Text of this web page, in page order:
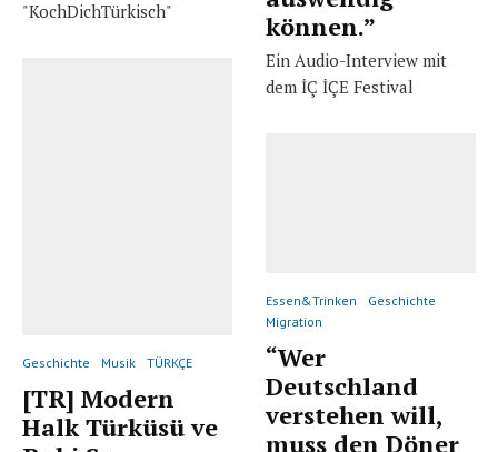
"KochDichTürkisch"
Geschichte Musik TÜRKÇE
[TR] Modern
Halk Türküsü ve
können.”
Ein Audio-Interview mit
dem İÇ İÇE Festival
Essen&Trinken
Geschichte
Migration
“Wer
Deutschland
verstehen will,
muss den Döner